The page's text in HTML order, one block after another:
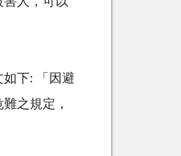
下: 「因避
之規定，